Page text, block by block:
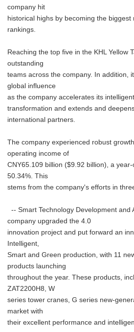
company hit
historical highs by becoming the
rankings.
Reaching the top five in the KHL Yellow
outstanding
teams across the company. In addition,
global influence
as the company accelerates its
transformation and extends and
international partners.
The company experienced robust
operating income of
CNY65.109 billion ($9.92 billion), a
50.34%. This
stems from the company's efforts in
-- Smart Technology Development and
company upgraded the 4.0
innovation project and put forward an
Intelligent,
Smart and Green production, with 11
products launching
throughout the year. These products,
ZAT2200H8, W
series tower cranes, G series new-
market with
their excellent performance and